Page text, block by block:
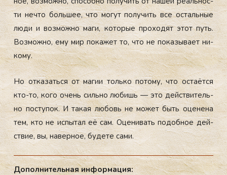
ти неч­то боль­шее, что мо­гут по­лучить все ос­таль­ные
лю­ди и воз­можно ма­ги, ко­торые про­ходят этот путь.
Воз­можно, ему мир по­кажет то, что не по­казы­ва­ет ни­
кому.
Но от­ка­зать­ся от ма­гии толь­ко по­тому, что ос­та­ёт­ся
кто-то, ко­го очень силь­но лю­бишь — это дей­стви­тель­
но пос­ту­пок. И та­кая лю­бовь не мо­жет быть оце­нена
тем, кто не ис­пы­тал её сам. Оце­нивать по­доб­ное дей­
ствие, вы, на­вер­ное, бу­дете са­ми.
До­пол­ни­тель­ная ин­форма­ция: